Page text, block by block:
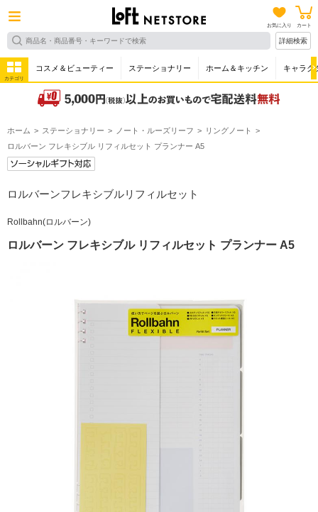
お気に入り カート
詳細検索
カテゴリ
コスメ＆ビューティー ステーショナリー ホーム＆キッチン キャラク
ホーム ステーショナリー ノート・ルーズリーフ
リングノート
ロルバーン フレキシブル リフィルセット プランナー A5
ロルバーンフレキシブルリフィルセット
Rollbahn(ロルバーン)
ロルバーン フレキシブル リフィルセット プランナー A5